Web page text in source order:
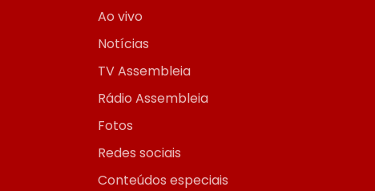
Ao vivo
Notícias
TV Assembleia
Rádio Assembleia
Fotos
Redes sociais
Conteúdos especiais